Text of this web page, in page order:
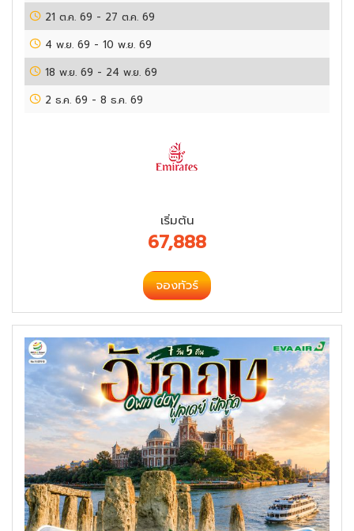
21 ต.ค. 69 - 27 ต.ค. 69
4 พ.ย. 69 - 10 พ.ย. 69
18 พ.ย. 69 - 24 พ.ย. 69
2 ธ.ค. 69 - 8 ธ.ค. 69
เริ่มต้น
67,888
จองทัวร์